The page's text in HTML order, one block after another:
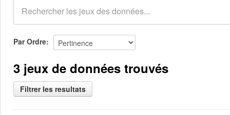
Par Ordre
3 jeux de données trouvés
Filtrer les resultats